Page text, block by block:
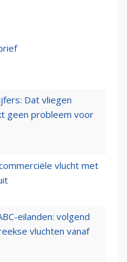
Dat vliegen
geen probleem voor
vlucht met
eilanden: volgend
vluchten vanaf